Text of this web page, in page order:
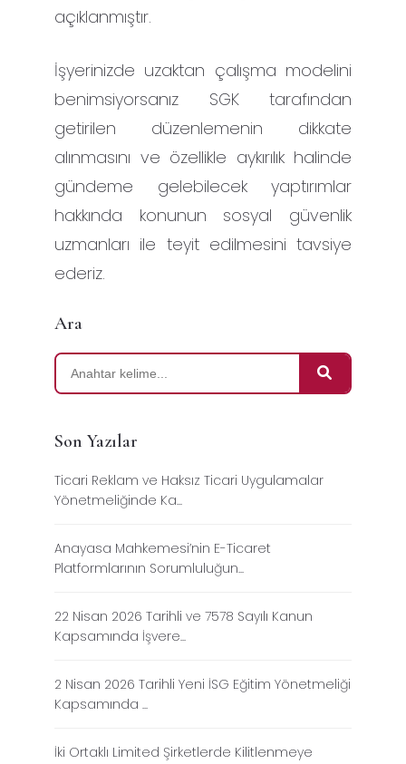
açıklanmıştır.
İşyerinizde uzaktan çalışma modelini
benimsiyorsanız SGK tarafından
getirilen düzenlemenin dikkate
alınmasını ve özellikle aykırılık halinde
gündeme gelebilecek yaptırımlar
hakkında konunun sosyal güvenlik
uzmanları ile teyit edilmesini tavsiye
ederiz.
Ara
Son Yazılar
Ticari Reklam ve Haksız Ticari Uygulamalar
Yönetmeliğinde Ka...
Anayasa Mahkemesi’nin E-Ticaret
Platformlarının Sorumluluğun...
22 Nisan 2026 Tarihli ve 7578 Sayılı Kanun
Kapsamında İşvere...
2 Nisan 2026 Tarihli Yeni İSG Eğitim Yönetmeliği
Kapsamında ...
İki Ortaklı Limited Şirketlerde Kilitlenmeye